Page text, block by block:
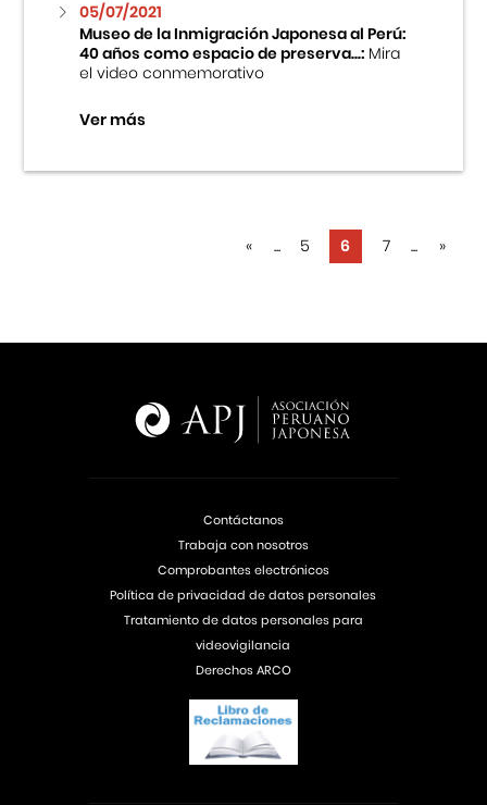
05/07/2021
Museo de la Inmigración Japonesa al Perú:
40 años como espacio de preserva...:Mira
el video conmemorativo
Ver más
« ... 5 6 7 ... »
Contáctanos
Trabaja con nosotros
Comprobantes electrónicos
Política de privacidad de datos personales
Tratamiento de datos personales para
videovigilancia
Derechos ARCO